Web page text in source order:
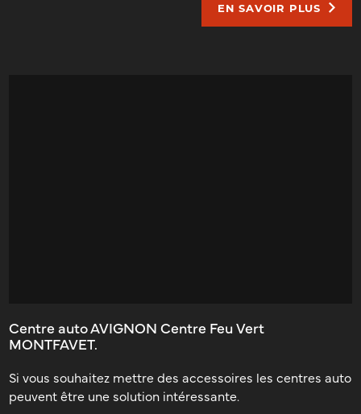
EN SAVOIR PLUS
Centre auto AVIGNON Centre Feu Vert
MONTFAVET.
Si vous souhaitez mettre des accessoires les centres auto
peuvent être une solution intéressante.